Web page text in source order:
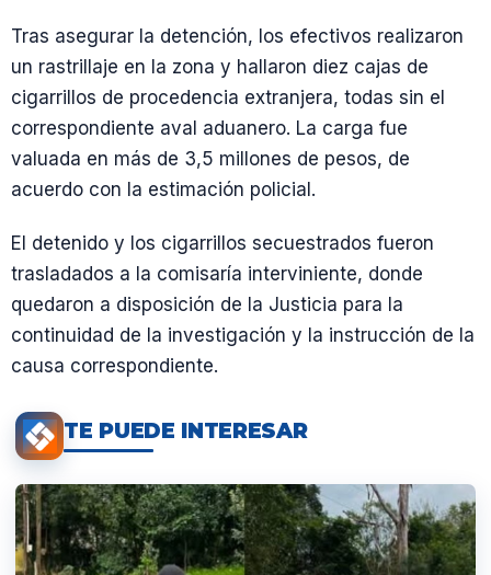
Tras asegurar la detención, los efectivos realizaron
un rastrillaje en la zona y hallaron diez cajas de
cigarrillos de procedencia extranjera, todas sin el
correspondiente aval aduanero. La carga fue
valuada en más de 3,5 millones de pesos, de
acuerdo con la estimación policial.
El detenido y los cigarrillos secuestrados fueron
trasladados a la comisaría interviniente, donde
quedaron a disposición de la Justicia para la
continuidad de la investigación y la instrucción de la
causa correspondiente.
TE PUEDE INTERESAR